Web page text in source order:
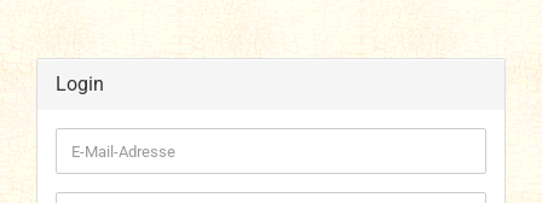
Login
E-
Mail-
Adresse